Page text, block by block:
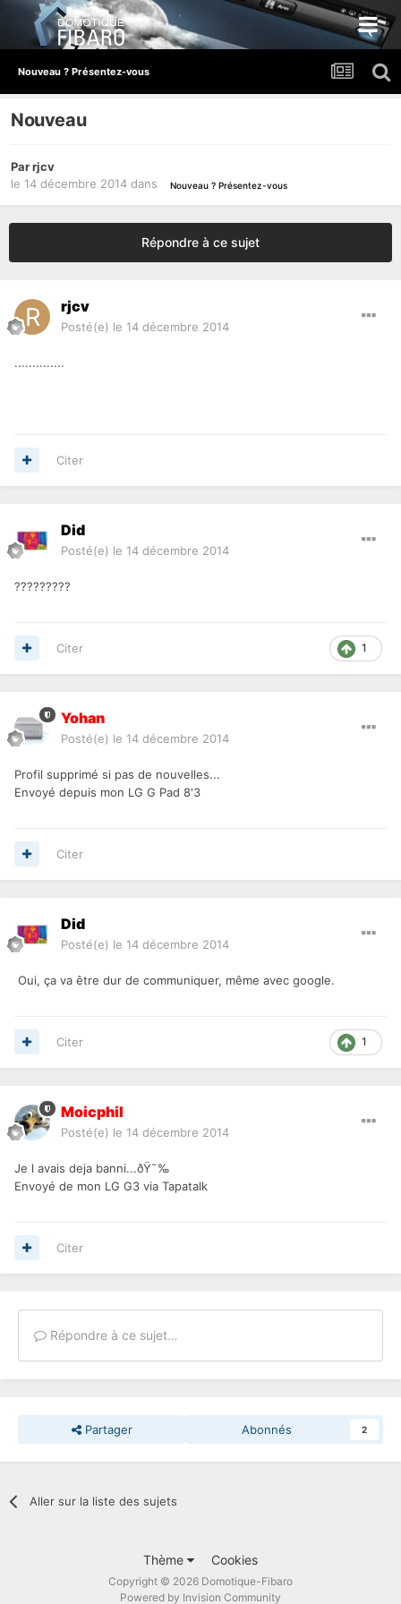
Nouveau ? Présentez-vous
Nouveau
Parrjcv
le 14 décembre 2014 dans Nouveau ? Présentez-vous
Répondre à ce sujet
rjcv
Posté(e) le 14 décembre 2014
..............
Citer
Did
Posté(e) le 14 décembre 2014
?????????
1
Citer
Yohan
Posté(e) le 14 décembre 2014
Profil supprimé si pas de nouvelles...
Envoyé depuis mon LG G Pad 8'3
Citer
Did
Posté(e) le 14 décembre 2014
Oui, ça va être dur de communiquer, même avec google.
1
Citer
Moicphil
Posté(e) le 14 décembre 2014
Je l avais deja banni...ðŸ˜‰
Envoyé de mon LG G3 via Tapatalk
Citer
Répondre à ce sujet…
Partager Abonnés 2
Aller sur la liste des sujets
Thème Cookies
Copyright © 2026 Domotique-Fibaro
Powered by Invision Community